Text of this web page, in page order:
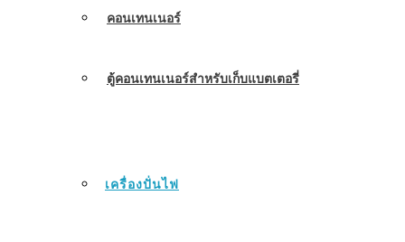
คอนเทนเนอร์
ตู้คอนเทนเนอร์สำหรับเก็บแบตเตอรี่
เครื่องปั่นไฟ